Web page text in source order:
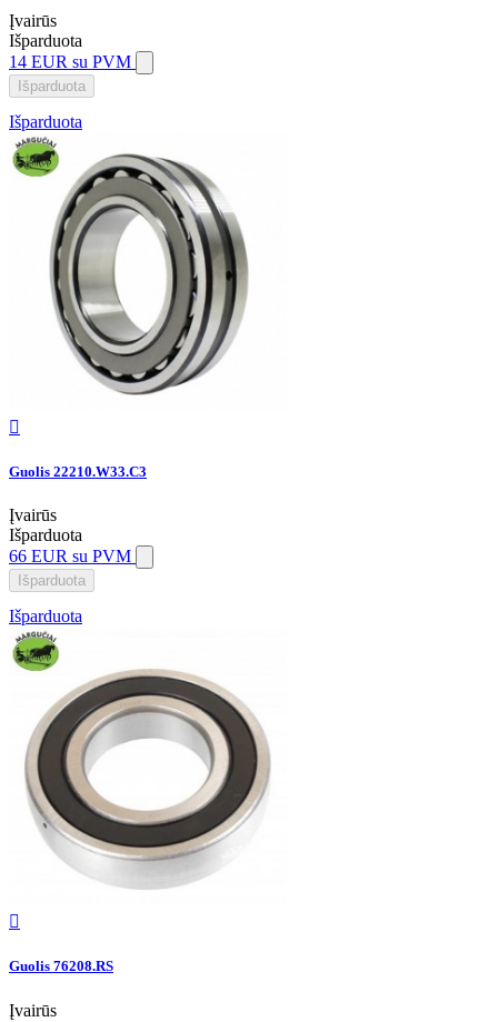
Įvairūs
Išparduota
14 EUR su PVM
Išparduota
Išparduota

Guolis 22210.W33.C3
Įvairūs
Išparduota
66 EUR su PVM
Išparduota
Išparduota

Guolis 76208.RS
Įvairūs